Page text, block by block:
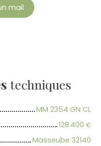
mail
techniques
MM 2354 GN CL
128 400 €
Masseube 32140